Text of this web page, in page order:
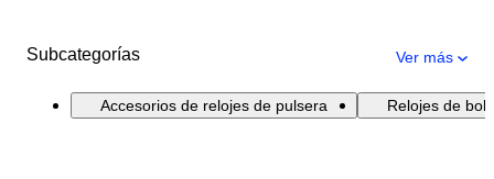
Subcategorías Ver más
Accesorios de relojes de pulsera Relojes de